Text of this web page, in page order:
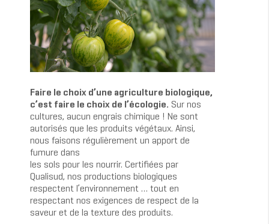
Faire le choix d’une agriculture biologique,
c’est faire le choix de l’écologie. Sur nos
cultures, aucun engrais chimique ! Ne sont
autorisés que les produits végétaux. Ainsi,
nous faisons régulièrement un apport de
fumure dans
les sols pour les nourrir. Certifiées par
Qualisud, nos productions biologiques
respectent l’environnement … tout en
respectant nos exigences de respect de la
saveur et de la texture des produits.